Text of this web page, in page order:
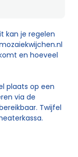
kan je regelen
en hoeveel
plaats op een
via de
Twijfel